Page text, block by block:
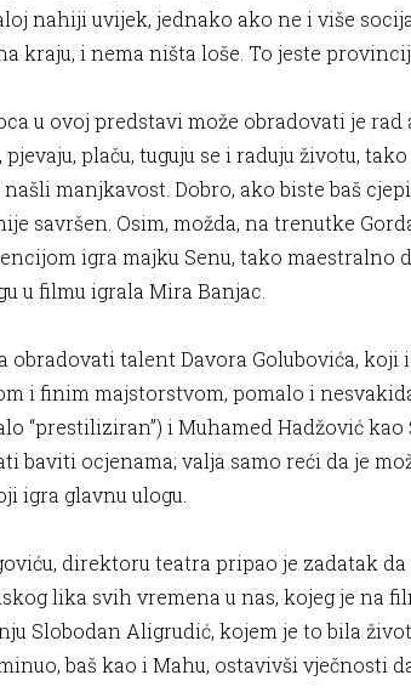
nahiji uvijek, jednako ako ne i više
kraju, i nema ništa loše. To jeste
u ovoj predstavi može obradovati je
pjevaju, plaču, tuguju se i raduju životu,
manjkavost. Dobro, ako biste baš
savršen. Osim, možda, na trenutke
igra majku Senu, tako maestralno
u filmu igrala Mira Banjac.
obradovati talent Davora Golubovića, koji
i finim majstorstvom, pomalo i
“prestiliziran”) i Muhamed Hadžović
baviti ocjenama; valja samo reći da je
igra glavnu ulogu.
direktoru teatra pripao je zadatak
lika svih vremena u nas, kojeg je na
Slobodan Aligrudić, kojem je to bila
baš kao i Mahu, ostavivši vječnosti